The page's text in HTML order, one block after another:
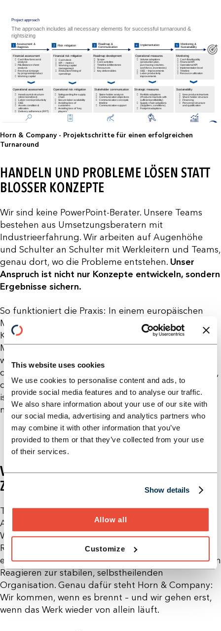
This website uses cookies
We use cookies to personalise content and ads, to
provide social media features and to analyse our traffic.
We also share information about your use of our site with
our social media, advertising and analytics partners who
may combine it with other information that you’ve
provided to them or that they’ve collected from your use
of their services.
Show details
Allow all
Customize
Horn & Company - Projektschritte für einen erfolgreichen
Turnaround
HANDELN UND PROBLEME LÖSEN STATT
BLOSSER KONZEPTE
Wir sind keine PowerPoint-Berater. Unsere Teams
bestehen aus Umsetzungsberatern mit
Industrieerfahrung. Wir arbeiten auf Augenhöhe
und Schulter an Schulter mit Werkleitern und Teams,
genau dort, wo die Probleme entstehen. Unser
Anspruch ist nicht nur Konzepte entwickeln, sondern
Ergebnisse sichern.
So funktioniert die Praxis: In einem europäischen
Montagewerk haben H&C-Berater und
Kundenmitarbeiter die OEE innerhalb weniger
Monate um mehr als 50 % gesteigert. Rückstände
wurden abgebaut, Sonderfrachten gestrichen, eine
dritte Schicht überflüssig gemacht. Ein Beweis dafür,
dass die kurzfristige Problemlösung nur der Anfang
ist und nachhaltige Strukturen den Unterschied
machen.
VOM KRISENMODUS ZUR
ZUKUNFTSFÄHIGKEIT
Turnaround beginnt fast immer mit Feuerlöschen.
Aber dort dürfen die Veränderungen nicht enden.
Wer zu lange im Krisenmodus verharrt, verbrennt
Ressourcen – operativ wie finanziell. Der
entscheidende Schritt ist der Übergang: vom bloßen
Reagieren zur stabilen, selbstheilenden
Organisation. Genau dafür steht Horn & Company:
Wir kommen, wenn es brennt – und wir gehen erst,
wenn das Werk wieder von allein läuft.